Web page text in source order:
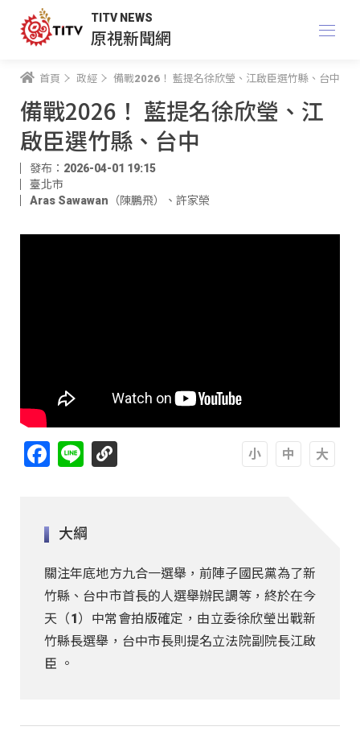
TITV NEWS
原視新聞網
首頁 政經 備戰2026！ 藍提名徐欣瑩、江啟臣選竹縣、台中
備戰2026！ 藍提名徐欣瑩、江
啟臣選竹縣、台中
發布：2026-04-01 19:15
臺北市
Aras Sawawan（陳鵬飛）
、 許家榮
Facebook
Line
大綱
關注年底地方九合一選舉，前陣子國民黨為了新
竹縣、台中市首長的人選舉辦民調等，終於在今
天（1）中常會拍版確定，由立委徐欣瑩出戰新
竹縣長選舉，台中市長則提名立法院副院長江啟
臣 。